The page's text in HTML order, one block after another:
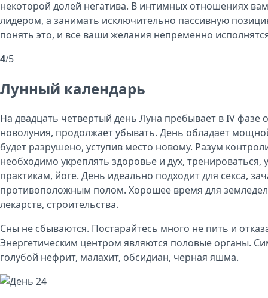
некоторой долей негатива. В интимных отношениях
лидером, а занимать исключительно пассивную
понять это, и все ваши желания непременно
4/5
Лунный календарь
На двадцать четвертый день Луна пребывает в IV фазе
новолуния, продолжает убывать. День обладает
будет разрушено, уступив место новому. Разум
необходимо укреплять здоровье и дух,
практикам, йоге. День идеально подходит для секса,
противоположным полом. Хорошее время для
лекарств, строительства.
Сны не сбываются. Постарайтесь много не пить и
Энергетическим центром являются половые органы.
голубой нефрит, малахит, обсидиан, черная яшма.